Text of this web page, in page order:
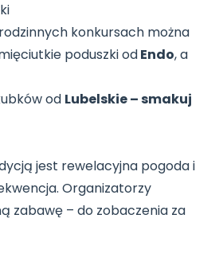
konkursach można
poduszki odEndo, a
od Lubelskie – smakuj
jest rewelacyjna pogoda i
Organizatorzy
zabawę – do zobaczenia za